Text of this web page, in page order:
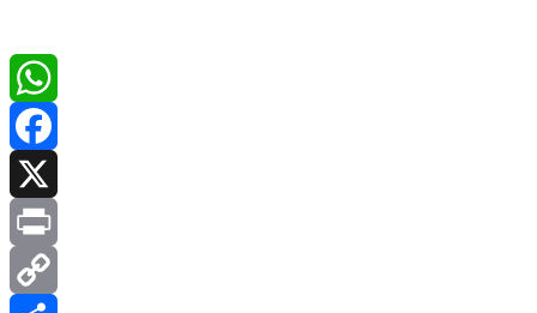
WhatsApp
Facebook
X
Print